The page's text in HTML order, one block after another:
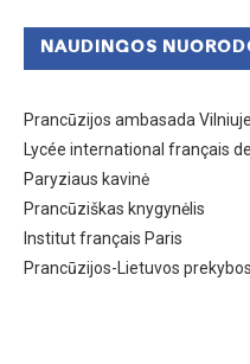
NAUDINGOS
Prancūzijos ambasada Vilniuje
Lycée international français
Paryziaus kavinė
Prancūziškas knygynėlis
Institut français Paris
Prancūzijos-Lietuvos